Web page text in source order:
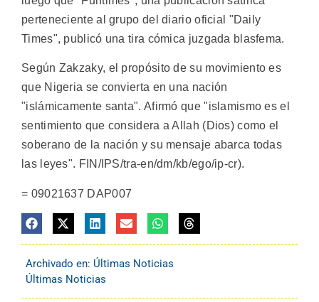
perteneciente al grupo del diario oficial "Daily
Times", publicó una tira cómica juzgada blasfema.
Según Zakzaky, el propósito de su movimiento es
que Nigeria se convierta en una nación
"islámicamente santa". Afirmó que "islamismo es el
sentimiento que considera a Allah (Dios) como el
soberano de la nación y su mensaje abarca todas
las leyes". FIN/IPS/tra-en/dm/kb/ego/ip-cr).
= 09021637 DAP007
Archivado en: Últimas Noticias
Últimas Noticias